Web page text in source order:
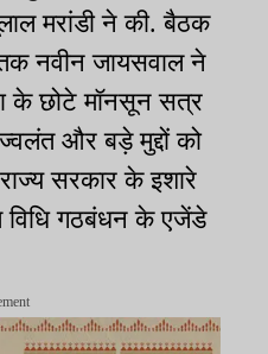
मरांडी ने की. बैठक
नवीन जायसवाल ने
के छोटे मॉनसून सत्र
और बड़े मुद्दों को
सरकार के इशारे
विधि गठबंधन के एजेंडे